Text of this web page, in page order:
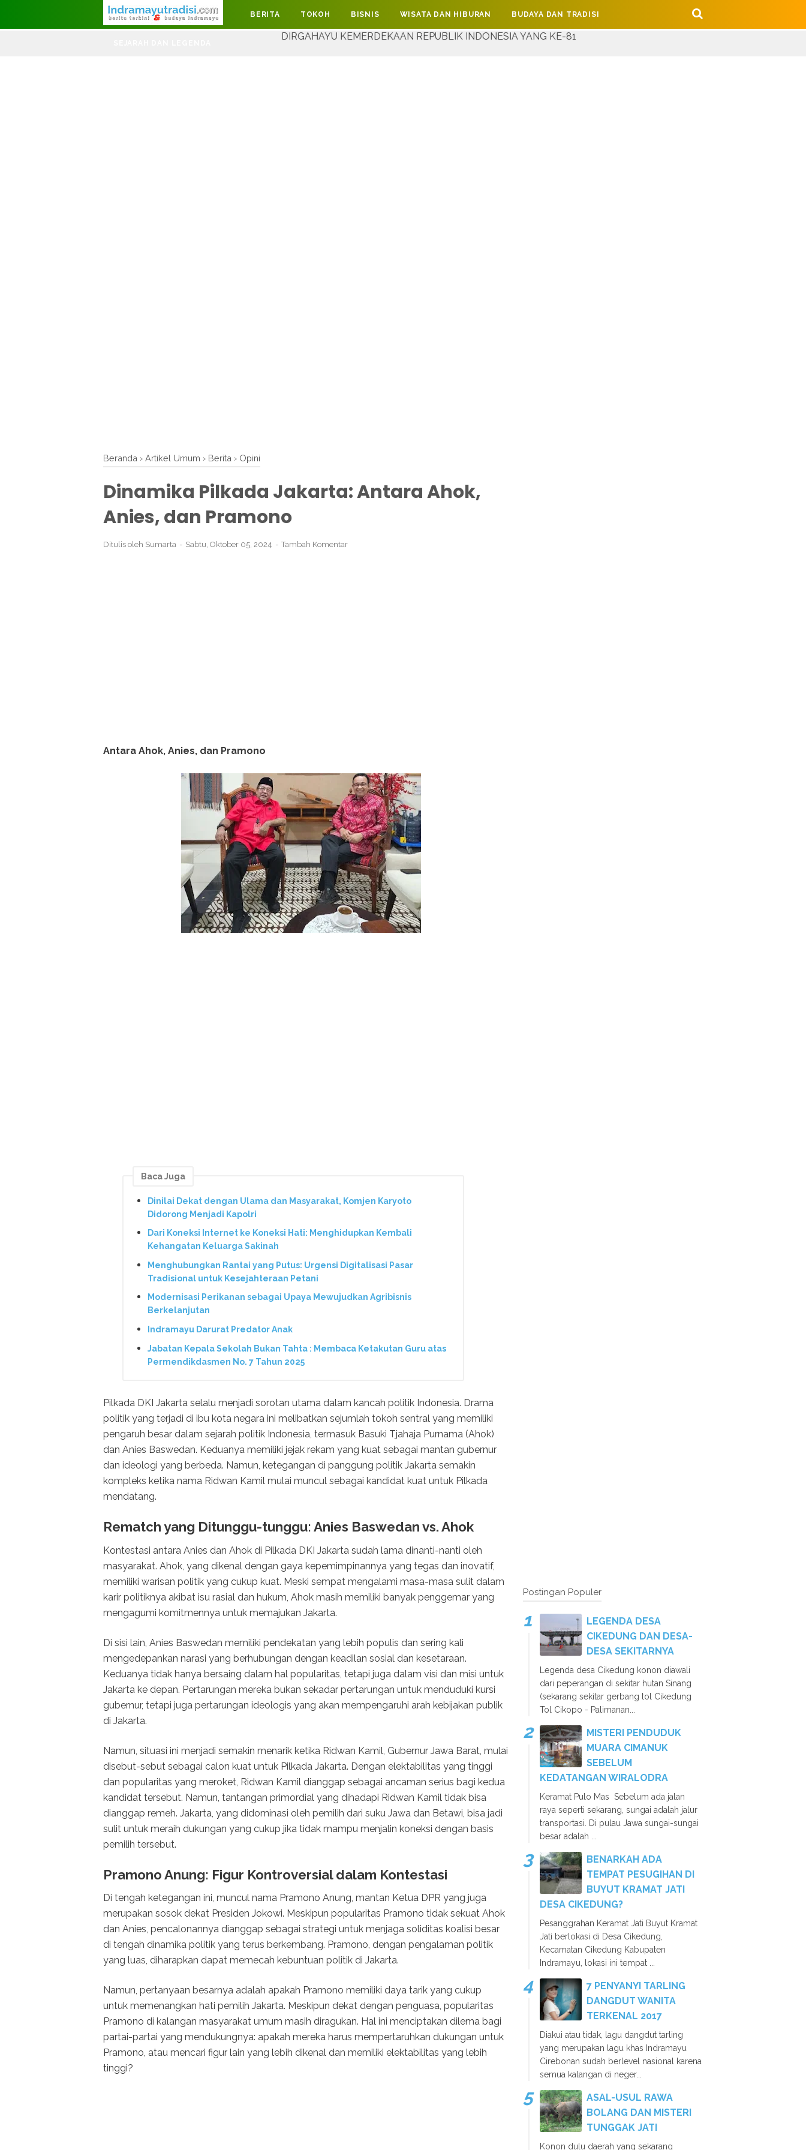
Judul Website
DIRGAHAYU KEMERDEKAAN REPUBLIK INDONESIA YANG KE-81
BERITA TOKOH BISNIS WISATA DAN HIBURAN BUDAYA DAN TRADISI
Beranda › Artikel Umum › Berita › Opini
Dinamika Pilkada Jakarta: Antara Ahok,
Anies, dan Pramono
Ditulis oleh Sumarta Sabtu, Oktober 05, 2024 Tambah Komentar
Antara Ahok, Anies, dan Pramono
Baca Juga
Dinilai Dekat dengan Ulama dan Masyarakat, Komjen Karyoto
Didorong Menjadi Kapolri
Dari Koneksi Internet ke Koneksi Hati: Menghidupkan Kembali
Kehangatan Keluarga Sakinah
Menghubungkan Rantai yang Putus: Urgensi Digitalisasi Pasar
Tradisional untuk Kesejahteraan Petani
Modernisasi Perikanan sebagai Upaya Mewujudkan Agribisnis
Berkelanjutan
Indramayu Darurat Predator Anak
Jabatan Kepala Sekolah Bukan Tahta : Membaca Ketakutan Guru atas
Permendikdasmen No. 7 Tahun 2025
Pilkada DKI Jakarta selalu menjadi sorotan utama dalam kancah politik Indonesia. Drama
politik yang terjadi di ibu kota negara ini melibatkan sejumlah tokoh sentral yang memiliki
pengaruh besar dalam sejarah politik Indonesia, termasuk Basuki Tjahaja Purnama (Ahok)
dan Anies Baswedan. Keduanya memiliki jejak rekam yang kuat sebagai mantan gubernur
dan ideologi yang berbeda. Namun, ketegangan di panggung politik Jakarta semakin
kompleks ketika nama Ridwan Kamil mulai muncul sebagai kandidat kuat untuk Pilkada
mendatang.
Rematch yang Ditunggu-tunggu: Anies Baswedan vs. Ahok
Kontestasi antara Anies dan Ahok di Pilkada DKI Jakarta sudah lama dinanti-nanti oleh
masyarakat. Ahok, yang dikenal dengan gaya kepemimpinannya yang tegas dan inovatif,
memiliki warisan politik yang cukup kuat. Meski sempat mengalami masa-masa sulit dalam
karir politiknya akibat isu rasial dan hukum, Ahok masih memiliki banyak penggemar yang
mengagumi komitmennya untuk memajukan Jakarta.
Di sisi lain, Anies Baswedan memiliki pendekatan yang lebih populis dan sering kali
mengedepankan narasi yang berhubungan dengan keadilan sosial dan kesetaraan.
Keduanya tidak hanya bersaing dalam hal popularitas, tetapi juga dalam visi dan misi untuk
Jakarta ke depan. Pertarungan mereka bukan sekadar pertarungan untuk menduduki kursi
gubernur, tetapi juga pertarungan ideologis yang akan mempengaruhi arah kebijakan publik
di Jakarta.
Namun, situasi ini menjadi semakin menarik ketika Ridwan Kamil, Gubernur Jawa Barat, mulai
disebut-sebut sebagai calon kuat untuk Pilkada Jakarta. Dengan elektabilitas yang tinggi
dan popularitas yang meroket, Ridwan Kamil dianggap sebagai ancaman serius bagi kedua
kandidat tersebut. Namun, tantangan primordial yang dihadapi Ridwan Kamil tidak bisa
dianggap remeh. Jakarta, yang didominasi oleh pemilih dari suku Jawa dan Betawi, bisa jadi
sulit untuk meraih dukungan yang cukup jika tidak mampu menjalin koneksi dengan basis
pemilih tersebut.
Pramono Anung: Figur Kontroversial dalam Kontestasi
Di tengah ketegangan ini, muncul nama Pramono Anung, mantan Ketua DPR yang juga
merupakan sosok dekat Presiden Jokowi. Meskipun popularitas Pramono tidak sekuat Ahok
dan Anies, pencalonannya dianggap sebagai strategi untuk menjaga soliditas koalisi besar
di tengah dinamika politik yang terus berkembang. Pramono, dengan pengalaman politik
yang luas, diharapkan dapat memecah kebuntuan politik di Jakarta.
Namun, pertanyaan besarnya adalah apakah Pramono memiliki daya tarik yang cukup
untuk memenangkan hati pemilih Jakarta. Meskipun dekat dengan penguasa, popularitas
Pramono di kalangan masyarakat umum masih diragukan. Hal ini menciptakan dilema bagi
partai-partai yang mendukungnya: apakah mereka harus mempertaruhkan dukungan untuk
Pramono, atau mencari figur lain yang lebih dikenal dan memiliki elektabilitas yang lebih
tinggi?
Postingan Populer
LEGENDA DESA
CIKEDUNG DAN DESA-
DESA SEKITARNYA
Legenda desa Cikedung konon diawali
dari peperangan di sekitar hutan Sinang
(sekarang sekitar gerbang tol Cikedung
Tol Cikopo - Palimanan...
MISTERI PENDUDUK
MUARA CIMANUK
SEBELUM
KEDATANGAN WIRALODRA
Keramat Pulo Mas Sebelum ada jalan
raya seperti sekarang, sungai adalah jalur
transportasi. Di pulau Jawa sungai-sungai
besar adalah ...
BENARKAH ADA
TEMPAT PESUGIHAN DI
BUYUT KRAMAT JATI
DESA CIKEDUNG?
Pesanggrahan Keramat Jati Buyut Kramat
Jati berlokasi di Desa Cikedung,
Kecamatan Cikedung Kabupaten
Indramayu, lokasi ini tempat ...
7 PENYANYI TARLING
DANGDUT WANITA
TERKENAL 2017
Diakui atau tidak, lagu dangdut tarling
yang merupakan lagu khas Indramayu
Cirebonan sudah berlevel nasional karena
semua kalangan di neger...
ASAL-USUL RAWA
BOLANG DAN MISTERI
TUNGGAK JATI
Konon dulu daerah yang sekarang